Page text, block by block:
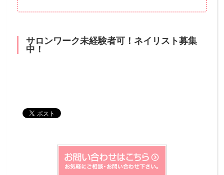
サロンワーク未経験者可！ネイリスト募集
中！